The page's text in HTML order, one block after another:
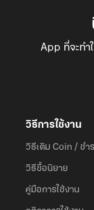
App ที่จะทำ
วิธีการใช้งาน
วิธีเติม Coin / ชำ
วิธีซื้อนิยาย
คู่มือการใช้งาน